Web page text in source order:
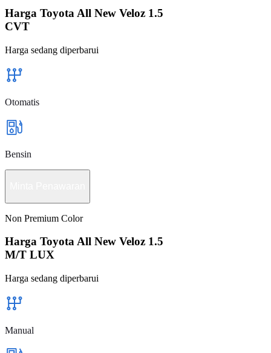
Harga Toyota All New Veloz 1.5
CVT
Harga sedang diperbarui
Otomatis
Bensin
Non Premium Color
Harga Toyota All New Veloz 1.5
M/T LUX
Harga sedang diperbarui
Manual